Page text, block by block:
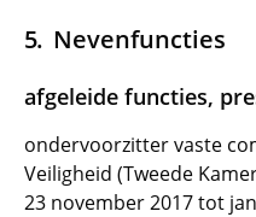
Nevenfuncties
afgeleide functies,
ondervoorzitter vaste
Veiligheid (Tweede
23 november 2017 tot